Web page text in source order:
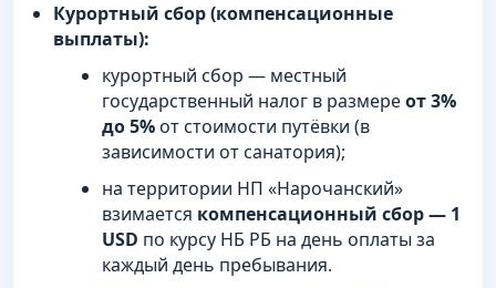
Курортный сбор (компенсационные
выплаты):
курортный сбор — местный
государственный налог в размереот 3%
до 5%от стоимости путёвки (в
зависимости от санатория);
на территории НП «Нарочанский»
взимается компенсационный сбор — 1
USD по курсу НБ РБ на день оплаты за
каждый день пребывания.